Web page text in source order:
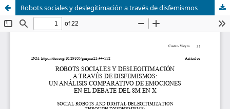
Robots sociales y deslegitimación a través de disfemismos